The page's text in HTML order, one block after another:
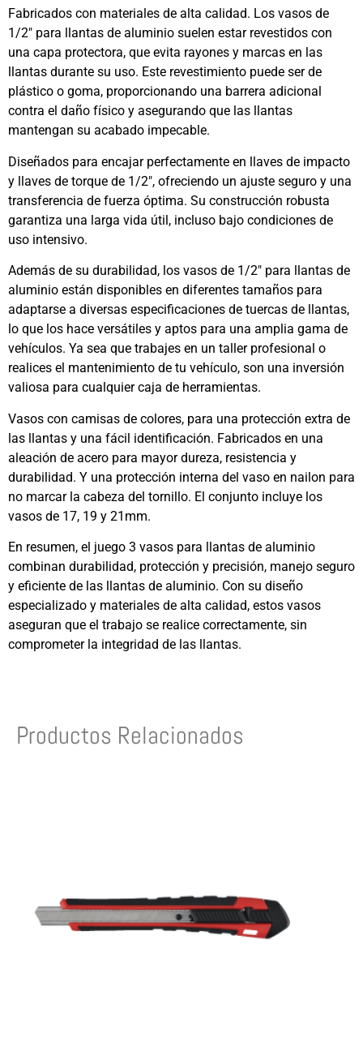
Fabricados con materiales de alta calidad. Los vasos de
1/2″ para llantas de aluminio suelen estar revestidos con
una capa protectora, que evita rayones y marcas en las
llantas durante su uso. Este revestimiento puede ser de
plástico o goma, proporcionando una barrera adicional
contra el daño físico y asegurando que las llantas
mantengan su acabado impecable.
Diseñados para encajar perfectamente en llaves de impacto
y llaves de torque de 1/2″, ofreciendo un ajuste seguro y una
transferencia de fuerza óptima. Su construcción robusta
garantiza una larga vida útil, incluso bajo condiciones de
uso intensivo.
Además de su durabilidad, los vasos de 1/2″ para llantas de
aluminio están disponibles en diferentes tamaños para
adaptarse a diversas especificaciones de tuercas de llantas,
lo que los hace versátiles y aptos para una amplia gama de
vehículos. Ya sea que trabajes en un taller profesional o
realices el mantenimiento de tu vehículo, son una inversión
valiosa para cualquier caja de herramientas.
Vasos con camisas de colores, para una protección extra de
las llantas y una fácil identificación. Fabricados en una
aleación de acero para mayor dureza, resistencia y
durabilidad. Y una protección interna del vaso en nailon para
no marcar la cabeza del tornillo. El conjunto incluye los
vasos de 17, 19 y 21mm.
En resumen, el juego 3 vasos para llantas de aluminio
combinan durabilidad, protección y precisión, manejo seguro
y eficiente de las llantas de aluminio. Con su diseño
especializado y materiales de alta calidad, estos vasos
aseguran que el trabajo se realice correctamente, sin
comprometer la integridad de las llantas.
Productos Relacionados